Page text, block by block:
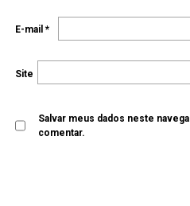
E-mail *
Site
Salvar meus dados neste
comentar.